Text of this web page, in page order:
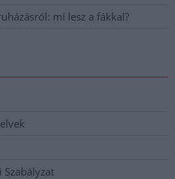
mi lesz a fákkal?
Szabályzat